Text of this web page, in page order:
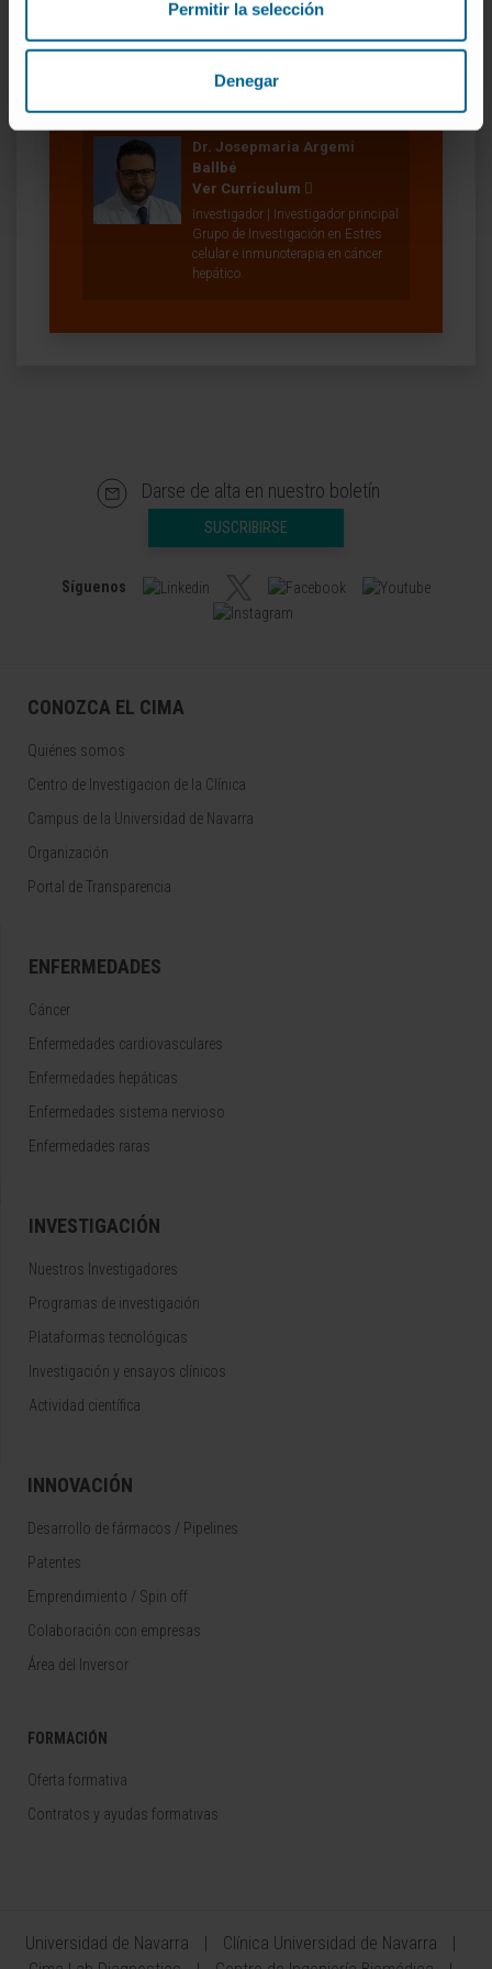
Permitir la selección
Denegar
Nuestros autores
Dr. Josepmaria Argemi
Ballbé
Ver Curriculum
Investigador | Investigador principal
Grupo de Investigación en Estrés
celular e inmunoterapia en cáncer
hepático.
Darse de alta en nuestro boletín
SUSCRIBIRSE
Síguenos
CONOZCA EL CIMA
Quiénes somos
Centro de Investigacion de la Clínica
Campus de la Universidad de Navarra
Organización
Portal de Transparencia
ENFERMEDADES
Cáncer
Enfermedades cardiovasculares
Enfermedades hepáticas
Enfermedades sistema nervioso
Enfermedades raras
INVESTIGACIÓN
Nuestros Investigadores
Programas de investigación
Plataformas tecnológicas
Investigación y ensayos clínicos
Actividad científica
INNOVACIÓN
Desarrollo de fármacos / Pipelines
Patentes
Emprendimiento / Spin off
Colaboración con empresas
Área del Inversor
FORMACIÓN
Oferta formativa
Contratos y ayudas formativas
Universidad de Navarra
Clínica Universidad de Navarra